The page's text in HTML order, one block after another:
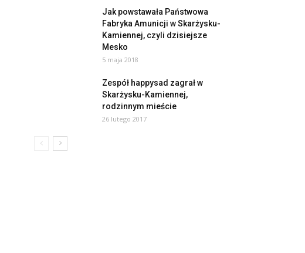
Jak powstawała Państwowa
Fabryka Amunicji w Skarżysku-
Kamiennej, czyli dzisiejsze
Mesko
5 maja 2018
Zespół happysad zagrał w
Skarżysku-Kamiennej,
rodzinnym mieście
26 lutego 2017